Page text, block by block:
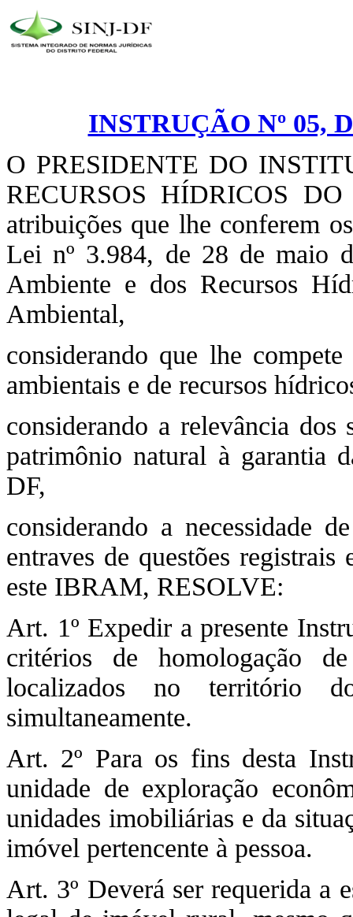
INSTRUÇÃO Nº 05,
O PRESIDENTE DO
RECURSOS HÍDRICOS
atribuições que lhe conferem
Lei nº 3.984, de 28 de maio
Ambiente e dos Recursos
Ambiental,
considerando que lhe
ambientais e de recursos
considerando a relevância dos
patrimônio natural à garantia
DF,
considerando a necessidade
entraves de questões
este IBRAM, RESOLVE:
Art. 1º Expedir a presente
critérios de homologação
localizados no território
simultaneamente.
Art. 2º Para os fins desta
unidade de exploração
unidades imobiliárias e da
imóvel pertencente à pessoa.
Art. 3º Deverá ser requerida a